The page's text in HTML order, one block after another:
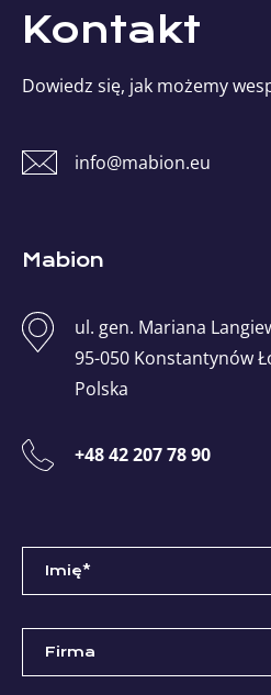
Kontakt
Dowiedz się, jak możemy
info@mabion.eu
Mabion
ul. gen. Mariana
95-050 Konstantynów
Polska
+48 42 207 78 90